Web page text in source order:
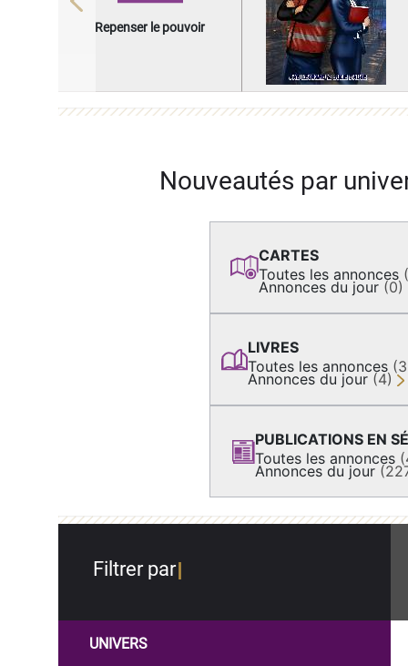
Repenser le pouvoir
Previous
Nouveautés par
CARTES
Toutes les annonces
Annonces du jour (0)
LIVRES
Toutes les annonces
Annonces du jour (4)
PUBLICATIONS EN
Toutes les annonces
Annonces du jour
Filtrer par
UNIVERS